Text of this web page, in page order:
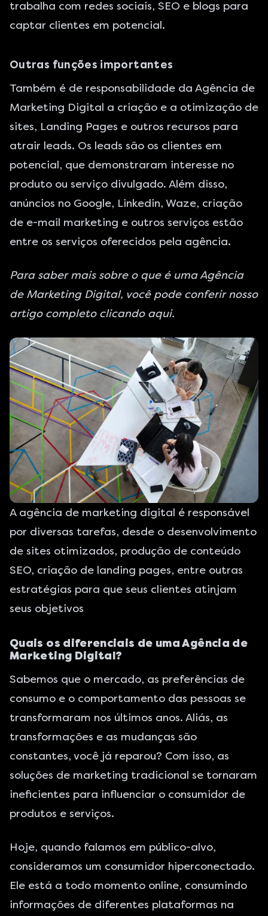
trabalha com redes sociais, SEO e blogs para
captar clientes em potencial.
Outras funções importantes
Também é de responsabilidade da Agência de
Marketing Digital a criação e a otimização de
sites, Landing Pages e outros recursos para
atrair leads. Os leads são os clientes em
potencial, que demonstraram interesse no
produto ou serviço divulgado. Além disso,
anúncios no Google, Linkedin, Waze, criação
de e-mail marketing e outros serviços estão
entre os serviços oferecidos pela agência.
Para saber mais sobre o que é uma Agência
de Marketing Digital, você pode conferir nosso
artigo completo clicando aqui.
A agência de marketing digital é responsável
por diversas tarefas, desde o desenvolvimento
de sites otimizados, produção de conteúdo
SEO, criação de landing pages, entre outras
estratégias para que seus clientes atinjam
seus objetivos
Quais os diferenciais de uma Agência de
Marketing Digital?
Sabemos que o mercado, as preferências de
consumo e o comportamento das pessoas se
transformaram nos últimos anos. Aliás, as
transformações e as mudanças são
constantes, você já reparou? Com isso, as
soluções de marketing tradicional se tornaram
ineficientes para influenciar o consumidor de
produtos e serviços.
Hoje, quando falamos em público-alvo,
consideramos um consumidor hiperconectado.
Ele está a todo momento online, consumindo
informações de diferentes plataformas na